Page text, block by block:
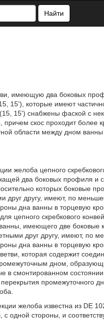
Найти
имеющую два боковых
15'), которые имеют
15') снабжены фаской с
скос проходит более
области между дном
желоба цепного
два боковых профиля
которых боковые
друг другу, имеют, по
дна ванны в торцевую
цепного скребкового
имеющего две боковые
друг другу, имеют, по
дна ванны в торцевую
которая содержит
дном,
в смонтированном
промежуточного
желоба известна из DE
одной стороны, и